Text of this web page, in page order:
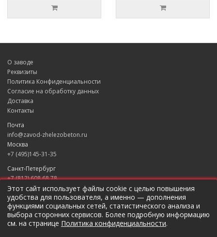
О заводе
Реквизиты
Политика Конфиденциальности
Согласие на обработку данных
Доставка
Контакты
Почта
info@zavod-zhelezobeton.ru
Москва
+7 (495)145-31-35
Санкт-Петербург
+7 (812) 608 68 78
Екатеринбург
+7 (343) 235 49 31
Краснодар
+7 (861) 205 79 37
Этот сайт использует файлы cookie с целью повышения
удобства для пользователя, а именно — дополнения
функциями социальных сетей, статистического анализа и
выбора сторонних сервисов. Более подробную информацию
см. на странице Политика конфиденциальности.